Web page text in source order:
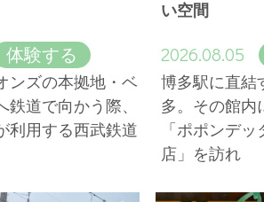
体験する
ンズの本拠地・ベ
鉄道で向かう際、
利用する西武鉄道
い空間
2026.08.05
博多駅に直結
多。その館内
「ポポンデ
店」を訪れ